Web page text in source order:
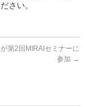
さい。
第2回MIRAIセミナーに
参加 →